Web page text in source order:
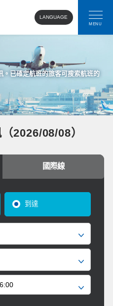
LANGUAGE
MENU
。已確定航班的旅客可搜索航班的
（2026/08/08）
國際線
到達